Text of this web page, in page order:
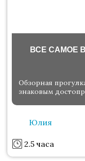
ВСЕ САМОЕ
Обзорная
знаковым
Юлия
2.5 часа